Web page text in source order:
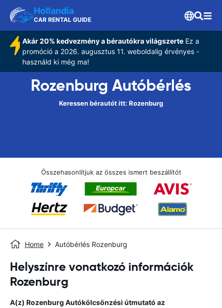
Hollandia
CAR RENTAL GUIDE
Akár 20% kedvezmény a bérautókra világszerteEz a
promóció a 2026. augusztus 11. weboldalig érvényes -
használd ki még ma!
Rozenburg Autóbérlés
Keressen bérautót itt: Rozenburg
Összehasonlítjuk az összes ismert beszállítót
Home Autóbérlés Rozenburg
Helyszínre vonatkozó információk
Rozenburg
A(z) Rozenburg Autókölcsönzési útmutató az